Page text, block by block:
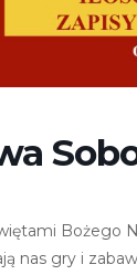
Bożego
nas gry i